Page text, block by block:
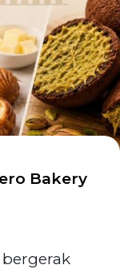
Bakery